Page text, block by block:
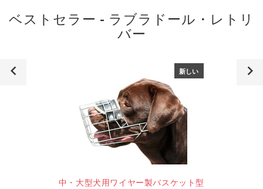
ベストセラー - ラブラドール・レトリ
バー
中・大型犬用ワイヤー製バスケット型
新しい